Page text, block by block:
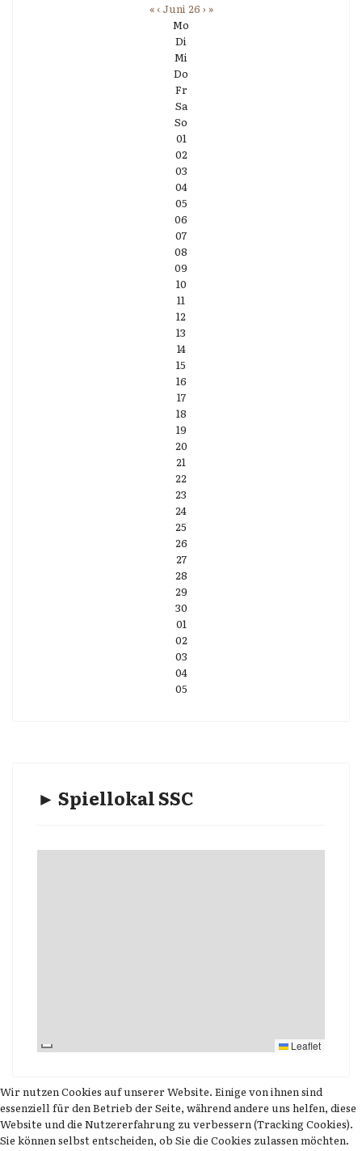
«‹ Juni 26 ›»
Mo
Di
Mi
Do
Fr
Sa
So
01
02
03
04
05
06
07
08
09
10
11
12
13
14
15
16
17
18
19
20
21
22
23
24
25
26
27
28
29
30
01
02
03
04
05
► Spiellokal SSC
Leaflet
Wir nutzen Cookies auf unserer Website. Einige von ihnen sind
essenziell für den Betrieb der Seite, während andere uns helfen, diese
Website und die Nutzererfahrung zu verbessern (Tracking Cookies).
Sie können selbst entscheiden, ob Sie die Cookies zulassen möchten.